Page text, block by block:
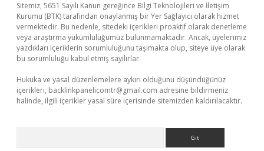
Sitemiz, 5651 Sayılı Kanun gereğince Bilgi Teknolojileri ve İletişim
Kurumu (BTK) tarafından onaylanmış bir Yer Sağlayıcı olarak hizmet
vermektedir. Bu nedenle, sitedeki içerikleri proaktif olarak denetleme
veya araştırma yükümlülüğümüz bulunmamaktadır. Ancak, üyelerimiz
yazdıkları içeriklerin sorumluluğunu taşımakta olup, siteye üye olarak
bu sorumluluğu kabul etmiş sayılırlar.
Hukuka ve yasal düzenlemelere aykırı olduğunu düşündüğünüz
içerikleri, backlinkpanelicomtr@gmail.com adresine bildirmeniz
halinde, ilgili içerikler yasal süre içerisinde sitemizden kaldırılacaktır.